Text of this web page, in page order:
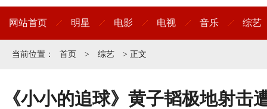
网站首页 明星 电影 电视 音乐 综艺
当前位置： 首页 > 综艺 > 正文
《小小的追球》黄子韬极地射击